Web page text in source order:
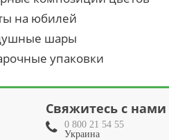
на юбилей
шары
упаковки
Свяжитесь с нами
0 800 21 54 55
Украина